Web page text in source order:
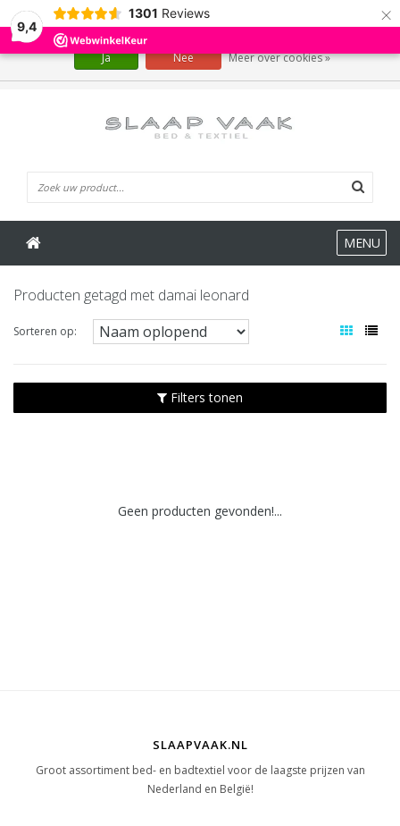
9,4
1301 Reviews ×
MENU
Producten getagd met damai leonard
Sorteren op:
Filters tonen
Geen producten gevonden!...
SLAAPVAAK.NL
Groot assortiment bed- en badtextiel voor de laagste prijzen van
Nederland en België!
Wij slaan cookies op om onze website te verbeteren. Is dat akkoord?
Ja Nee Meer over cookies »